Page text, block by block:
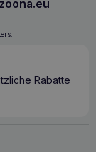
Rabatte